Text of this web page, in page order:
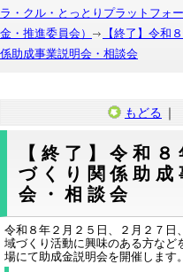
ラ・クル・とっとりプラットフォ
金・推進委員会）
【終了】令和
係助成事業説明会・相談会
もどる ｜
【終了】令和
づくり関係助成
会・相談会
令和８年２月２５日、２月２７日
域づくり活動に興味のある方など
場にて助成金説明会を開催します。